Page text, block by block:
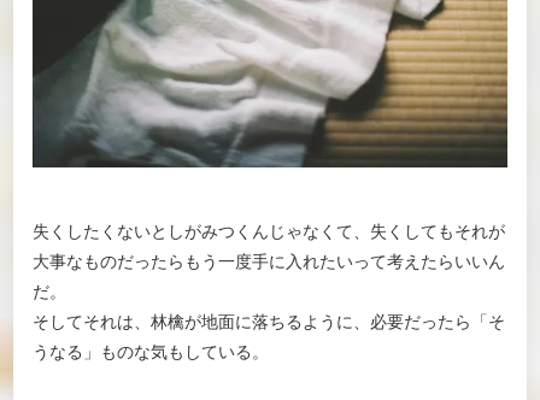
失くしたくないとしがみつくんじゃなくて、失くしてもそれが
大事なものだったらもう一度手に入れたいって考えたらいいん
だ。
そしてそれは、林檎が地面に落ちるように、必要だったら「そ
うなる」ものな気もしている。